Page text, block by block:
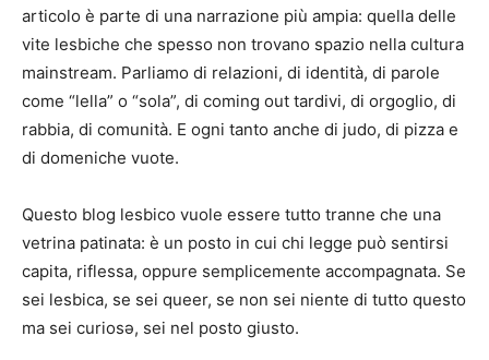
articolo è parte di una narrazione più ampia: quella delle
vite lesbiche che spesso non trovano spazio nella cultura
mainstream. Parliamo di relazioni, di identità, di parole
come “lella” o “sola”, di coming out tardivi, di orgoglio, di
rabbia, di comunità. E ogni tanto anche di judo, di pizza e
di domeniche vuote.
Questo blog lesbico vuole essere tutto tranne che una
vetrina patinata: è un posto in cui chi legge può sentirsi
capita, riflessa, oppure semplicemente accompagnata. Se
sei lesbica, se sei queer, se non sei niente di tutto questo
ma sei curiosə, sei nel posto giusto.